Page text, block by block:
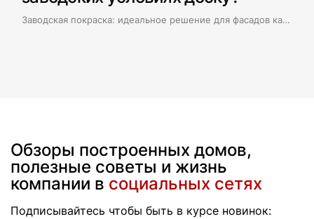
Заводская покраска: идеальное решение для фасадов каркасных домов Задумывались ли вы когда-нибудь о том, сколько времени занимает ручная покраска дома? Этот процесс может занимать от трех дней до недели, в зависимости от погодных условий и соблюдения технологии. Однако даже самое тщательное внимание к деталям не гарантирует ровного и идеального покрытия. Для тех, кто ценит безупречное качество, компания «Мастер» предлагает каркасные доски с заводской покраской.
Обзоры построенных домов,
полезные советы и жизнь
компании в социальных сетях
Подписывайтесь чтобы быть в курсе новинок: